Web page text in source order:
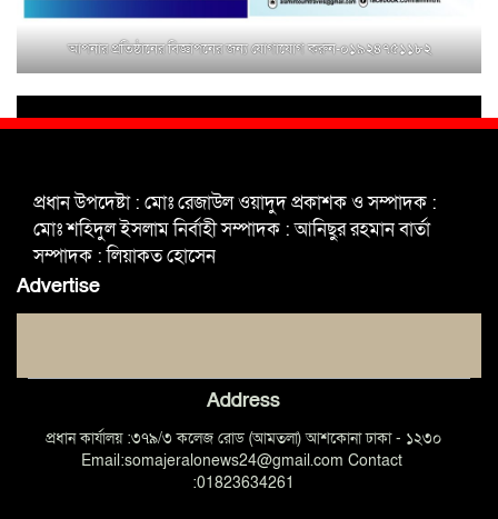
শহিদুল ইসলাম বাবুলের হাত ধরে বদলে
আংশিক কমিটি, ৩০ দিনে পূর্ণাঙ্গ করার
নির্দেশ
মুক্তাগাছায় দাওগাঁও এ চিহ্নিত মাদক
প্রতিবাদে বিক্ষোভ সমাবেশ
আপনার প্রতিষ্ঠানের বিজ্ঞাপনের জন্য যোগাযোগ করুন-০১৯২৪৭৫১১৮২
প্রধান উপদেষ্টা : মোঃ রেজাউল ওয়াদুদ প্রকাশক ও সম্পাদক :
মোঃ শহিদুল ইসলাম নির্বাহী সম্পাদক : আনিছুর রহমান বার্তা
সম্পাদক : লিয়াকত হোসেন
Advertise
Address
প্রধান কার্যালয় :৩৭৯/৩ কলেজ রোড (আমতলা) আশকোনা ঢাকা - ১২৩০
Email:somajeralonews24@gmail.com Contact
:01823634261